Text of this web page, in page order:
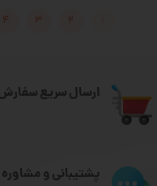
۲ ۳ ۴
ارسال سریع
پشتیبانی و مشاوره